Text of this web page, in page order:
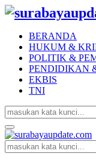
BERANDA
HUKUM &
POLITIK &
PENDIDIKAN
EKBIS
TNI
Search
for:
Facebook
Twitter
Youtube
Primary
Menu
Search
for: